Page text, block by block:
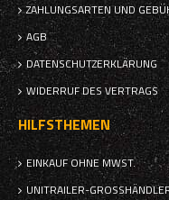
ZAHLUNGSARTEN UND
AGB
DATENSCHUTZERKLÄRUNG
WIDERRUF DES VERTRAGS
HILFSTHEMEN
EINKAUF OHNE MWST.
UNITRAILER-